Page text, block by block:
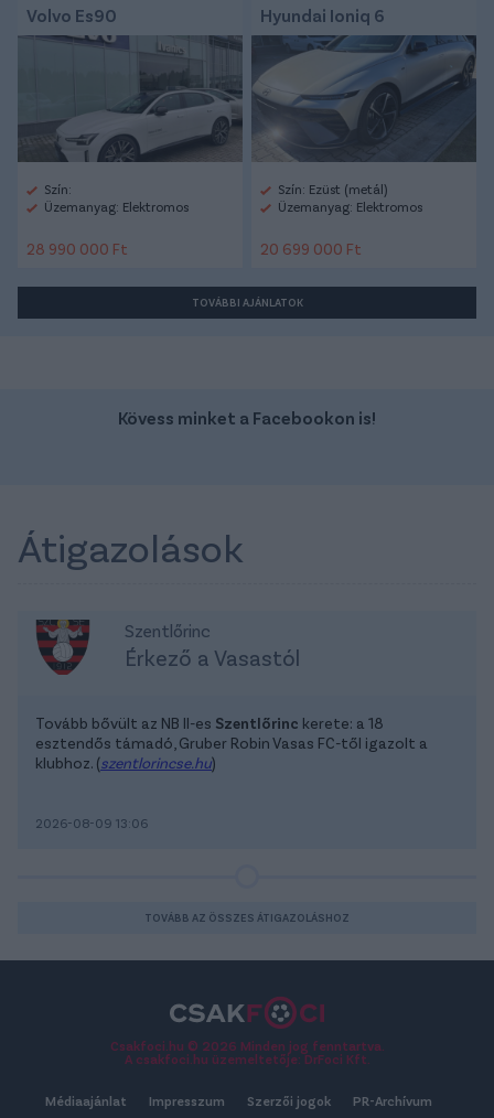
Volvo Es90
Szín:
Üzemanyag: Elektromos
28 990 000 Ft
Hyundai Ioniq 6
Szín: Ezüst (metál)
Üzemanyag: Elektromos
20 699 000 Ft
TOVÁBBI AJÁNLATOK
Kövess minket a Facebookon is!
Átigazolások
Szentlőrinc
Érkező a Vasastól
Tovább bővült az NB II-es Szentlőrinc kerete: a 18
esztendős támadó, Gruber Robin Vasas FC-től igazolt a
klubhoz. (szentlorincse.hu)
2026-08-09 13:06
TOVÁBB AZ ÖSSZES ÁTIGAZOLÁSHOZ
Csakfoci.hu © 2026 Minden jog fenntartva.
A csakfoci.hu üzemeltetője: DrFoci Kft.
Médiaajánlat Impresszum Szerzői jogok PR-Archívum